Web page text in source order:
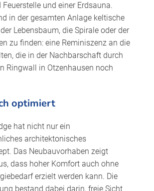
Feuerstelle und einer Erdsauna.
in der gesamten Anlage keltische
Lebensbaum, die Spirale oder der
zu finden: eine Reminiszenz an die
die in der Nachbarschaft durch
Ringwall in Otzenhausen noch
optimiert
hat nicht nur ein
architektonisches
Das Neubauvorhaben zeigt
dass hoher Komfort auch ohne
erzielt werden kann. Die
bestand dabei darin, freie Sicht